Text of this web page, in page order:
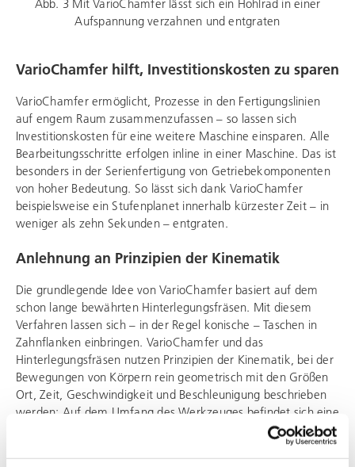
Abb. 3 Mit VarioChamfer lässt sich ein Hohlrad in einer
Aufspannung verzahnen und entgraten
VarioChamfer hilft, Investitionskosten zu sparen
VarioChamfer ermöglicht, Prozesse in den Fertigungslinien
auf engem Raum zusammenzufassen – so lassen sich
Investitionskosten für eine weitere Maschine einsparen. Alle
Bearbeitungsschritte erfolgen inline in einer Maschine. Das ist
besonders in der Serienfertigung von Getriebekomponenten
von hoher Bedeutung. So lässt sich dank VarioChamfer
beispielsweise ein Stufenplanet innerhalb kürzester Zeit – in
weniger als zehn Sekunden – entgraten.
Anlehnung an Prinzipien der Kinematik
Die grundlegende Idee von VarioChamfer basiert auf dem
schon lange bewährten Hinterlegungsfräsen. Mit diesem
Verfahren lassen sich – in der Regel konische – Taschen in
Zahnflanken einbringen. VarioChamfer und das
Hinterlegungsfräsen nutzen Prinzipien der Kinematik, bei der
Bewegungen von Körpern rein geometrisch mit den Größen
Ort, Zeit, Geschwindigkeit und Beschleunigung beschrieben
werden: Auf dem Umfang des Werkzeuges befindet sich eine
Schneide, die nach und nach in jede Lücke des Werkstückes
taucht. Diese wird durch die in einem festgelegten Verhältnis
gekoppelten Rotationsachsen erzeugt. Auf eine Achse